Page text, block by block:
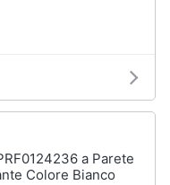
a Parete
Colore Bianco